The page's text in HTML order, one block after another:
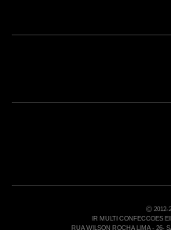
Nossas Lojas
Ⓒ 2012-
IR MULTI CONFECCOES
RUA WILSON ROCHA LIMA - 26-